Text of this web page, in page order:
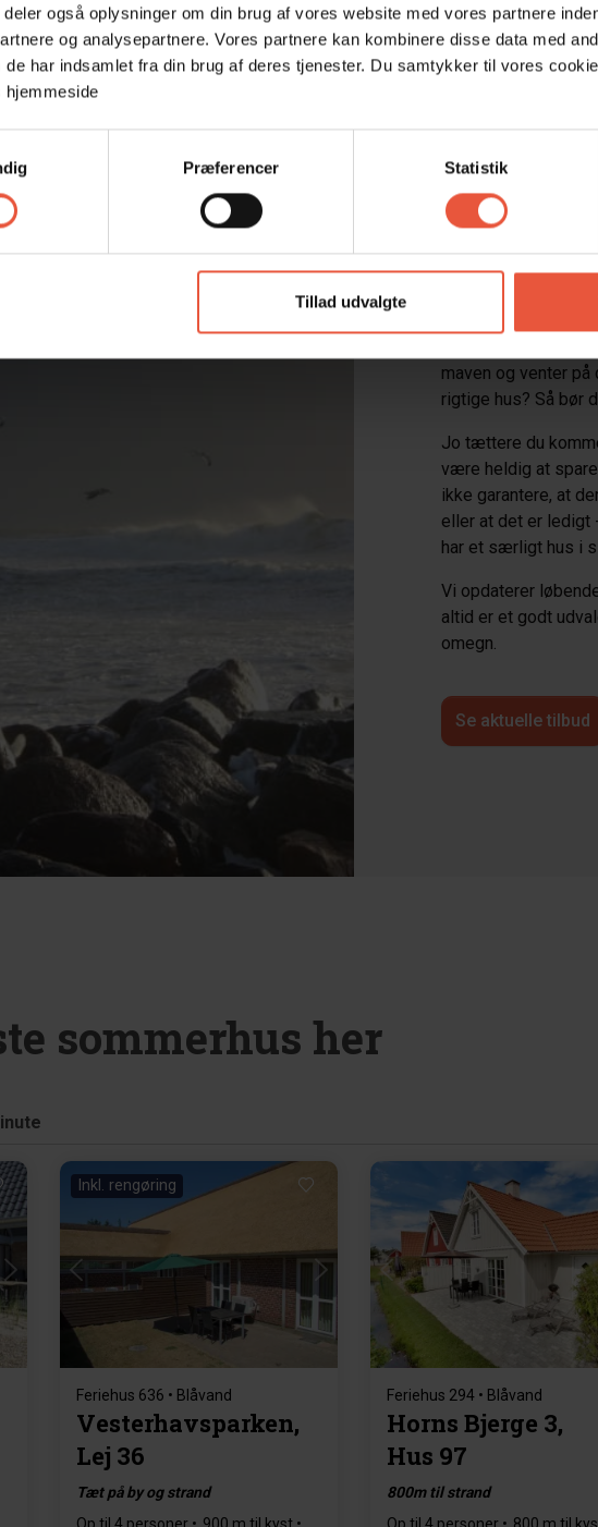
også oplysninger om din brug af vores website med vores partnere
og analysepartnere. Vores partnere kan kombinere disse data med
de har indsamlet fra din brug af deres tjenester. Du samtykker til vores
hjemmeside
Præferencer Statistik
Tillad udvalgte Last
Er du en af dem,
maven og venter
rigtige hus? Så bør
Jo tættere du
være heldig at
ikke garantere, at
eller at det er ledigt
har et særligt hus i
Vi opdaterer
altid er et godt
omegn.
Se aktuelle tilbud
sommerhus her
Inkl. rengøring
Indlæser...
Feriehus 636 • Blåvand
Vesterhavsparken,
Lej 36
Tæt på by og strand
Indlæser...
Feriehus 294 • Blåvand
Horns Bjerge 3,
Hus 97
800m til strand